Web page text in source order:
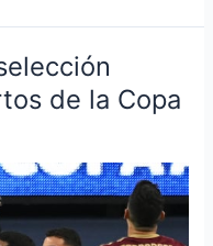
de la Copa